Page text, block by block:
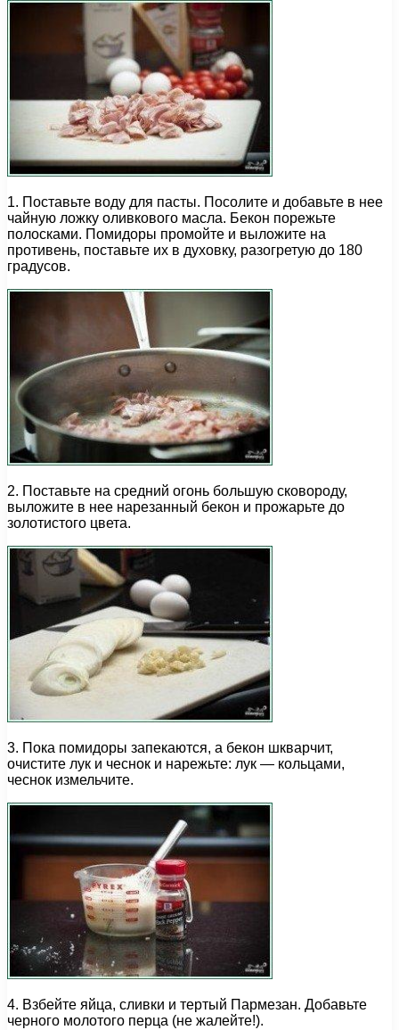
1. Поставьте воду для пасты. Посолите и добавьте в нее
чайную ложку оливкового масла. Бекон порежьте
полосками. Помидоры промойте и выложите на
противень, поставьте их в духовку, разогретую до 180
градусов.
2. Поставьте на средний огонь большую сковороду,
выложите в нее нарезанный бекон и прожарьте до
золотистого цвета.
3. Пока помидоры запекаются, а бекон шкварчит,
очистите лук и чеснок и нарежьте: лук — кольцами,
чеснок измельчите.
4. Взбейте яйца, сливки и тертый Пармезан. Добавьте
черного молотого перца (не жалейте!).